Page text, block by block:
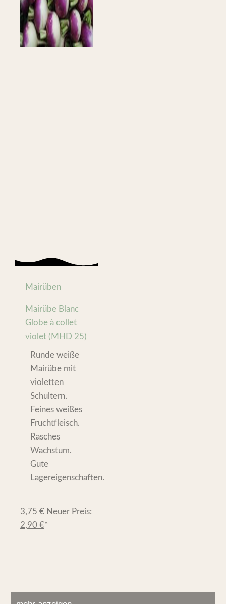
Mairüben
Mairübe Blanc
Globe à collet
violet (MHD 25)
Runde weiße
Mairübe mit
violetten
Schultern.
Feines weißes
Fruchtfleisch.
Rasches
Wachstum.
Gute
Lagereigenschaften.
3,75€ Neuer Preis:
2,90 €*